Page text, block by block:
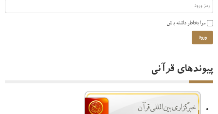
مرا بخاطر داشته باش
ورود
پیوندهای قرآنی